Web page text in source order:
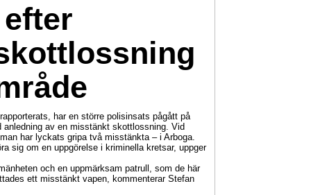
har en större polisinsats pågått på
anledning av en misstänkt skottlossning. Vid
har lyckats gripa två misstänkta – i Arboga.
sig om en uppgörelse i kriminella kretsar, uppger
och en uppmärksam patrull, som de här
ett misstänkt vapen, kommenterar Stefan